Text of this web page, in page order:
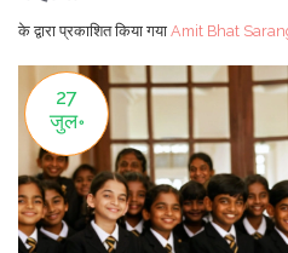
के द्वारा प्रकाशित किया गया Amit Bhat
27
जुल॰